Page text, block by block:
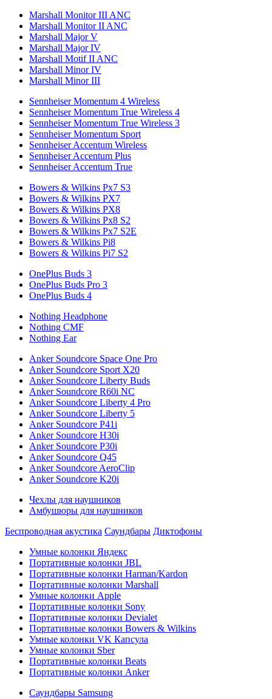
Marshall Monitor III ANC
Marshall Monitor II ANC
Marshall Major V
Marshall Major IV
Marshall Motif II ANC
Marshall Minor IV
Marshall Minor III
Sennheiser Momentum 4 Wireless
Sennheiser Momentum True Wireless 4
Sennheiser Momentum True Wireless 3
Sennheiser Momentum Sport
Sennheiser Accentum Wireless
Sennheiser Accentum Plus
Sennheiser Accentum True
Bowers & Wilkins Px7 S3
Bowers & Wilkins PX7
Bowers & Wilkins PX8
Bowers & Wilkins Px8 S2
Bowers & Wilkins Px7 S2E
Bowers & Wilkins Pi8
Bowers & Wilkins Pi7 S2
OnePlus Buds 3
OnePlus Buds Pro 3
OnePlus Buds 4
Nothing Headphone
Nothing CMF
Nothing Ear
Anker Soundcore Space One Pro
Anker Soundcore Sport X20
Anker Soundcore Liberty Buds
Anker Soundcore R60i NC
Anker Soundcore Liberty 4 Pro
Anker Soundcore Liberty 5
Anker Soundcore P41i
Anker Soundcore H30i
Anker Soundcore P30i
Anker Soundcore Q45
Anker Soundcore AeroClip
Anker Soundcore K20i
Чехлы для наушников
Амбушюры для наушников
Беспроводная акустика Саундбары Диктофоны
Умные колонки Яндекс
Портативные колонки JBL
Портативные колонки Harman/Kardon
Портативные колонки Marshall
Умные колонки Apple
Портативные колонки Sony
Портативные колонки Devialet
Портативные колонки Bowers & Wilkins
Умные колонки VK Капсула
Умные колонки Sber
Портативные колонки Beats
Портативные колонки Anker
Саундбары Samsung